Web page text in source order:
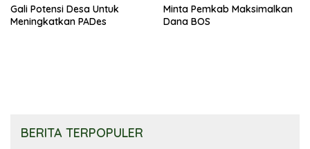
Gali Potensi Desa Untuk
Meningkatkan PADes
Minta Pemkab Maksimalkan
Dana BOS
BERITA TERPOPULER